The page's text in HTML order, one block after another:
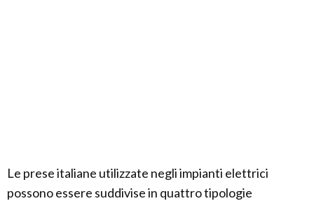
Le prese italiane utilizzate negli impianti elettrici
possono essere suddivise in quattro tipologie